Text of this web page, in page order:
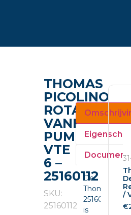
THOMAS
PICOLINO
ROTARY
VANE
PUMP
VTE
6 –
25160112
SKU:
25160112
De
Thomas
25160112
is
/
€